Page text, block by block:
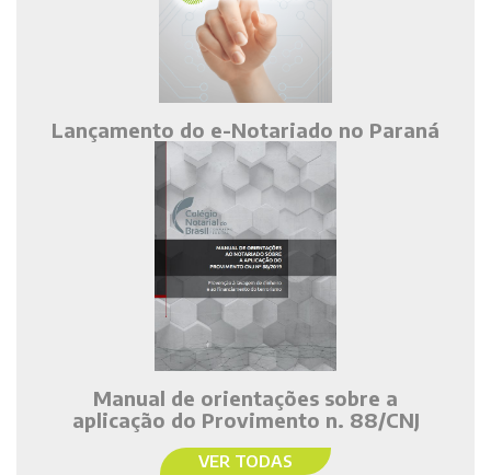
Lançamento do e-Notariado no Paraná
Manual de orientações sobre a
aplicação do Provimento n. 88/CNJ
VER TODAS